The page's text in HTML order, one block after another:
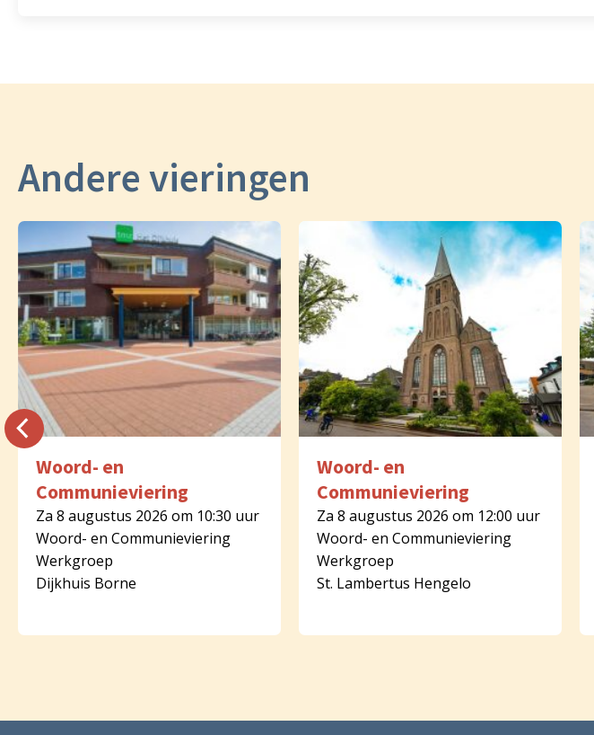
Andere vieringen
Woord- en
Communieviering
Za 8 augustus 2026 om 10:30 uur
Woord- en Communieviering
Werkgroep
Dijkhuis Borne
Woord- en
Communieviering
Za 8 augustus 2026 om 12:00 uur
Woord- en Communieviering
Werkgroep
St. Lambertus Hengelo